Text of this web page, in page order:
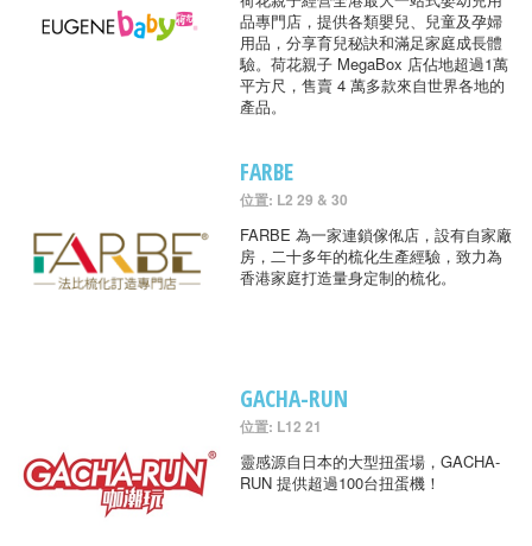
品專門店，提供各類嬰兒、兒童及孕婦
用品，分享育兒秘訣和滿足家庭成長體
驗。荷花親子 MegaBox 店佔地超過1萬
平方尺，售賣 4 萬多款來自世界各地的
產品。
FARBE
位置: L2 29 & 30
FARBE 為一家連鎖傢俬店，設有自家廠
房，二十多年的梳化生產經驗，致力為
香港家庭打造量身定制的梳化。
GACHA-RUN
位置: L12 21
靈感源自日本的大型扭蛋場，GACHA-
RUN 提供超過100台扭蛋機！